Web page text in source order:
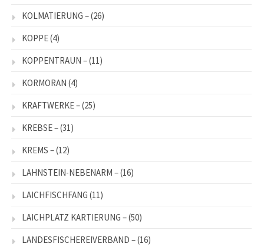
KOLMATIERUNG –(26)
KOPPE(4)
KOPPENTRAUN –(11)
KORMORAN (4)
KRAFTWERKE –(25)
KREBSE –(31)
KREMS –(12)
LAHNSTEIN-NEBENARM –(16)
LAICHFISCHFANG (11)
LAICHPLATZ KARTIERUNG –(50)
LANDESFISCHEREIVERBAND –(16)